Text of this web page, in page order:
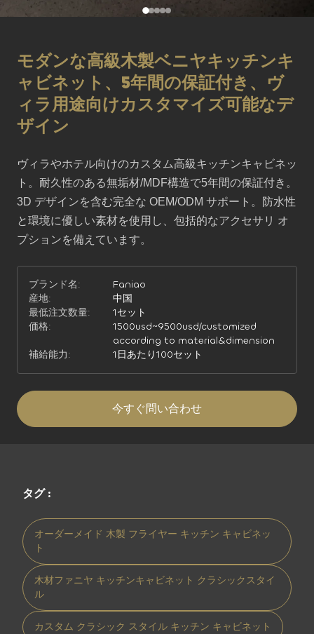
モダンな高級木製ベニヤキッチンキ
ャビネット、5年間の保証付き、ヴ
ィラ用途向けカスタマイズ可能なデ
ザイン
ヴィラやホテル向けのカスタム高級キッチンキャビネッ
ト。耐久性のある無垢材/MDF構造で5年間の保証付き。
3D デザインを含む完全な OEM/ODM サポート。防水性
と環境に優しい素材を使用し、包括的なアクセサリ オ
プションを備えています。
ブランド名:
Faniao
産地:
中国
最低注文数量:
1セット
価格:
1500usd~9500usd/customized
according to material&dimension
補給能力:
1日あたり100セット
今すぐ問い合わせ
タグ :
オーダーメイド 木製 フライヤー キッチン キャビネッ
ト
木材ファニヤ キッチンキャビネット クラシックスタイ
ル
カスタム クラシック スタイル キッチン キャビネット